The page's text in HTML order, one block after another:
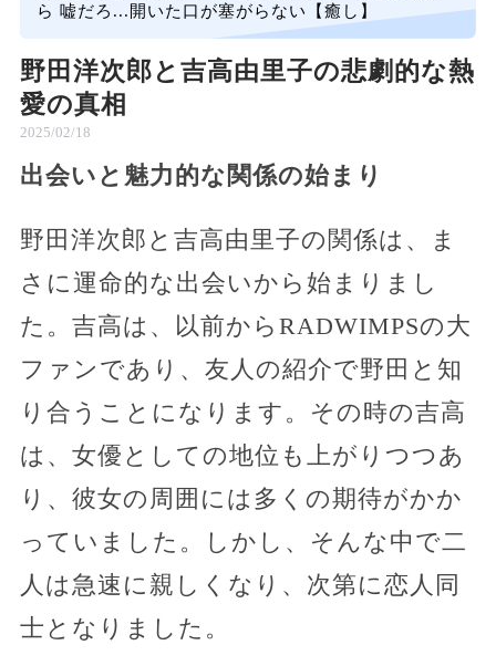
ら 嘘だろ...開いた口が塞がらない【癒し】
野田洋次郎と吉高由里子の悲劇的な熱
愛の真相
2025/02/18
出会いと魅力的な関係の始まり
野田洋次郎と吉高由里子の関係は、ま
さに運命的な出会いから始まりまし
た。吉高は、以前からRADWIMPSの大
ファンであり、友人の紹介で野田と知
り合うことになります。その時の吉高
は、女優としての地位も上がりつつあ
り、彼女の周囲には多くの期待がかか
っていました。しかし、そんな中で二
人は急速に親しくなり、次第に恋人同
士となりました。